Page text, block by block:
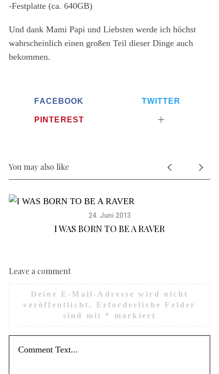
-Festplatte (ca. 640GB)
Und dank Mami Papi und Liebsten werde ich höchst
wahrscheinlich einen großen Teil dieser Dinge auch
bekommen.
FACEBOOK TWITTER
PINTEREST
You may also like
24. Juni 2013
I WAS BORN TO BE A RAVER
Leave a comment
Deine E-Mail-Adresse wird nicht
veröffentlicht.
Erforderliche Felder
sind mit * markiert